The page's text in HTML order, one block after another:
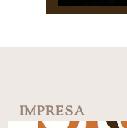
IMPRESA